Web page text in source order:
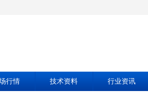
行情 技术资料 行业资讯